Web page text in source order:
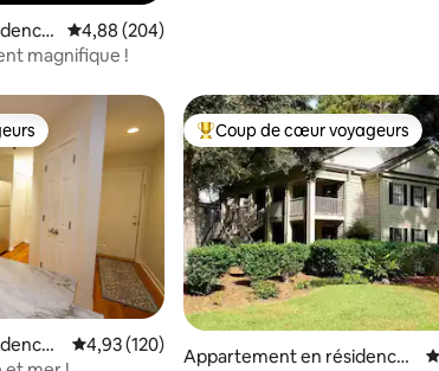
Évaluation moyenne sur la base de 204
4,88 (204)
magnifique !
⋅
Évaluation moyenne sur la base de 120
4,93 (120)
Coups de cœur voyageurs les
Coup de cœur voyageurs
Appartement en résidence ⋅